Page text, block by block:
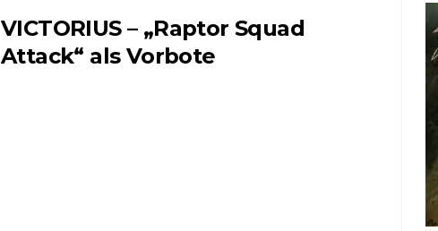
VICTORIUS – „Raptor Squad
Attack“ als Vorbote